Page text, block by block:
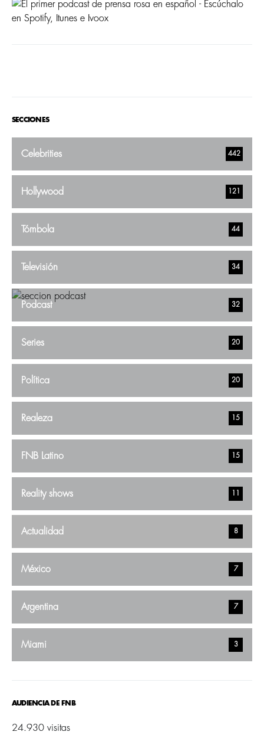
SECCIONES
Celebrities 442
Hollywood 121
Tómbola 44
Televisión 34
Podcast 32
Series 20
Política 20
Realeza 15
FNB Latino 15
Reality shows
Actualidad 8
México 7
Argentina 7
Miami 3
AUDIENCIA DE FNB
24.930 visitas